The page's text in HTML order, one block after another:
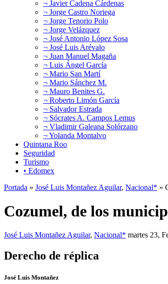
¬ Javier Cadena Cárdenas
¬ Jorge Castro Noriega
¬ Jorge Tenorio Polo
¬ Jorge Velázquez
¬ José Antonio López Sosa
¬ José Luis Arévalo
¬ Juan Manuel Magaña
¬ Luis Ángel García
¬ Mario San Martí
¬ Mario Sánchez M.
¬ Mauro Benites G.
¬ Roberto Limón García
¬ Salvador Estrada
¬ Sócrates A. Campos Lemus
¬ Vladimir Galeana Solórzano
¬ Yolanda Montalvo
Quintana Roo
Seguridad
Turismo
• Edomex
Portada » José Luis Montañez Aguilar, Nacional* »
Cozumel, de los
José Luis Montañez Aguilar, Nacional* martes 23,
Derecho de réplica
José Luis Montañez